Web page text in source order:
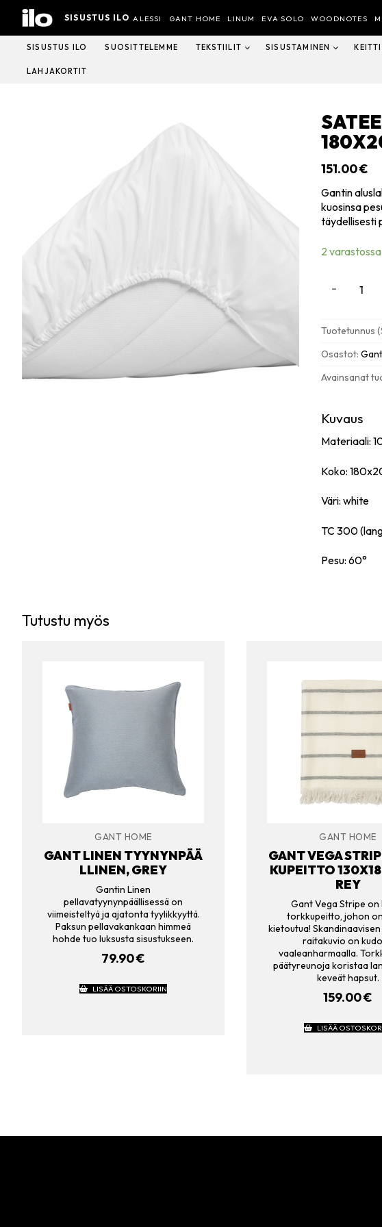
Hyppää
sisältöön
SISUSTUS ILO ALESSI GANT HOME LINUM EVA SOLO WOODNOTES
SISUSTUS ILO SUOSITTELEMME TEKSTIILIT SISUSTAMINEN
LAHJAKORTIT
151.00€
Gantin
kuosinsa
täydellisesti
2 varastossa
aluslakana
180x200cm,
määrä
-
Tuotetunnus
Osastot:
Avainsanat
Kuvaus
Materiaali:
Koko:
Väri: white
TC 300
Pesu: 60°
Tutustu myös
GANT HOME
GANT LINEN TYYNYNPÄÄ
LLINEN, GREY
Gantin Linen
pellavatyynynpäällisessä on
viimeisteltyä ja ajatonta tyylikkyyttä.
Paksun pellavakankaan himmeä
hohde tuo luksusta sisustukseen.
79.90€
LISÄÄ OSTOSKORIIN
GANT HOME
GANT VEGA
KUPEITTO
REY
Gant Vega Stripe on
torkkupeitto, johon
kietoutua!
raitakuvio on
vaaleanharmaalla.
päätyreunoja koristaa
keveät hapsut.
159.00€
LISÄÄ